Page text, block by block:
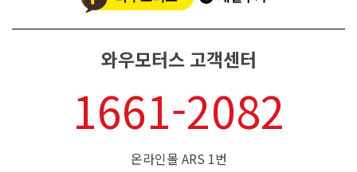
와우모터스 고객센터
1661-2082
온라인몰 ARS 1번